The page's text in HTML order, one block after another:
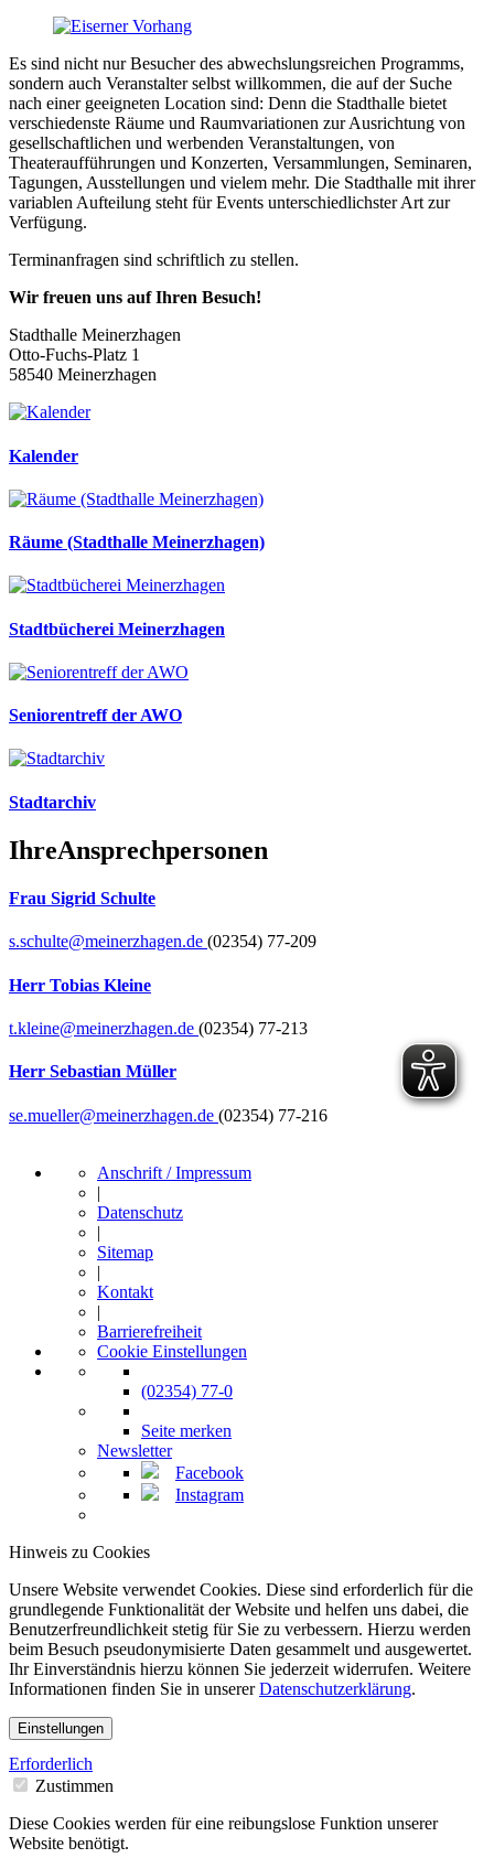
Es sind nicht nur Besucher des abwechslungsreichen Programms,
sondern auch Veranstalter selbst willkommen, die auf der Suche
nach einer geeigneten Location sind: Denn die Stadthalle bietet
verschiedenste Räume und Raumvariationen zur Ausrichtung von
gesellschaftlichen und werbenden Veranstaltungen, von
Theateraufführungen und Konzerten, Versammlungen, Seminaren,
Tagungen, Ausstellungen und vielem mehr. Die Stadthalle mit ihrer
variablen Aufteilung steht für Events unterschiedlichster Art zur
Verfügung.
Terminanfragen sind schriftlich zu stellen.
Wir freuen uns auf Ihren Besuch!
Stadthalle Meinerzhagen
Otto-Fuchs-Platz 1
58540 Meinerzhagen
Kalender
Räume (Stadthalle Meinerzhagen)
Stadtbücherei Meinerzhagen
Seniorentreff der AWO
Stadtarchiv
IhreAnsprechpersonen
Frau Sigrid Schulte
s.schulte@meinerzhagen.de (02354) 77-209
Herr Tobias Kleine
t.kleine@meinerzhagen.de (02354) 77-213
Herr Sebastian Müller
se.mueller@meinerzhagen.de (02354) 77-216
Anschrift / Impressum
|
Datenschutz
|
Sitemap
|
Kontakt
|
Barrierefreiheit
Cookie Einstellungen
(02354) 77-0
Seite merken
Newsletter
Facebook
Instagram
Hinweis zu Cookies
Unsere Website verwendet Cookies. Diese sind erforderlich für die
grundlegende Funktionalität der Website und helfen uns dabei, die
Benutzerfreundlichkeit stetig für Sie zu verbessern. Hierzu werden
beim Besuch pseudonymisierte Daten gesammelt und ausgewertet.
Ihr Einverständnis hierzu können Sie jederzeit widerrufen. Weitere
Informationen finden Sie in unsererDatenschutzerklärung.
Einstellungen
Erforderlich
Zustimmen
Diese Cookies werden für eine reibungslose Funktion unserer
Website benötigt.